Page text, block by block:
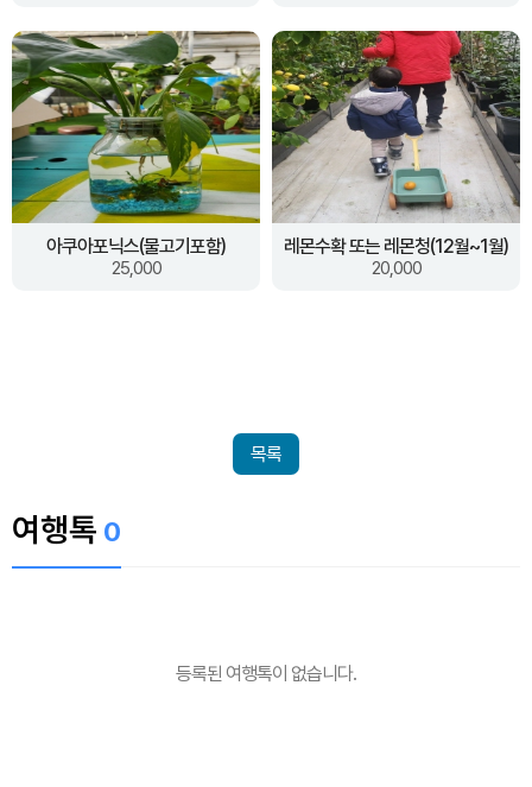
아쿠아포닉스(물고기포함)
25,000
레몬수확 또는 레몬청(12월~1월)
20,000
목록
여행톡 0
등록된 여행톡이 없습니다.